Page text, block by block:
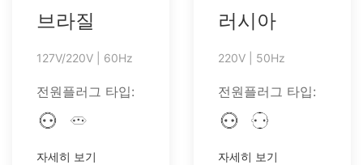
브라질
127V/220V | 60Hz
전원플러그 타입:
자세히 보기
러시아
220V | 50Hz
전원플러그 타입:
자세히 보기